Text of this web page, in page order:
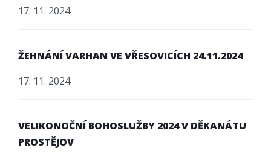
17. 11. 2024
ŽEHNÁNÍ VARHAN VE VŘESOVICÍCH 24.11.2024
17. 11. 2024
VELIKONOČNÍ BOHOSLUŽBY 2024 V DĚKANÁTU
PROSTĚJOV